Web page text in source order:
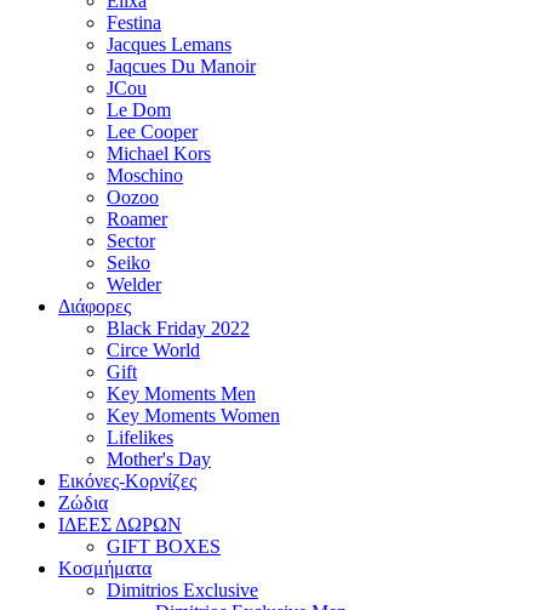
Festina
Jacques Lemans
Jaqcues Du Manoir
JCou
Le Dom
Lee Cooper
Michael Kors
Moschino
Oozoo
Roamer
Sector
Seiko
Welder
Διάφορες
Black Friday 2022
Circe World
Gift
Key Moments Men
Key Moments Women
Lifelikes
Mother's Day
Εικόνες-Κορνίζες
Ζώδια
ΙΔΕΕΣ ΔΩΡΩΝ
GIFT BOXES
Κοσμήματα
Dimitrios Exclusive